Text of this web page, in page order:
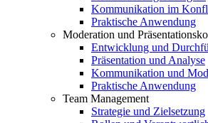
Kommunikation im
Praktische Anwendung
Moderation und
Entwicklung und
Präsentation und Analyse
Kommunikation und
Praktische Anwendung
Team Management
Strategie und Zielsetzung